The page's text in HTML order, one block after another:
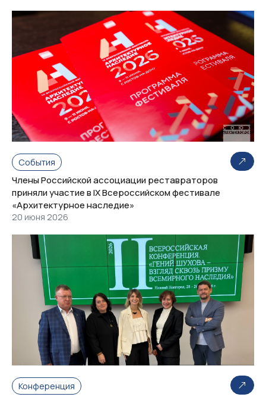
События
Члены Российской ассоциации реставраторов
приняли участие в IX Всероссийском фестивале
«Архитектурное наследие»
20 июня 2026
Конференция